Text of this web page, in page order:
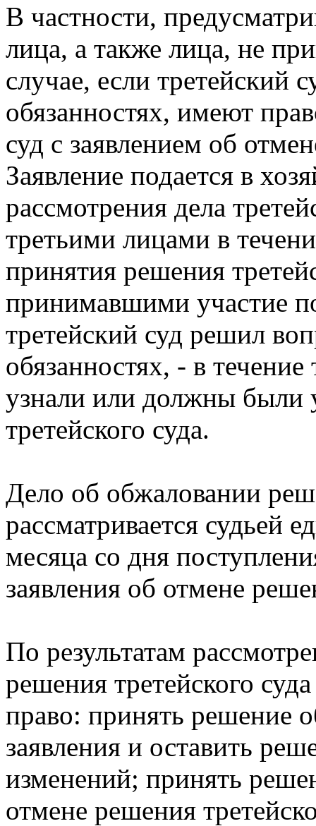
В частности,
лица, а также лица, не
случае, если третейский
обязанностях, имеют
суд с заявлением об
Заявление подается в
рассмотрения дела
третьими лицами в
принятия решения
принимавшими участие
третейский суд решил
обязанностях, - в
узнали или должны были
третейского суда.
Дело об обжаловании
рассматривается судьей
месяца со дня
заявления об отмене
По результатам
решения третейского
право: принять решение
заявления и оставить
изменений; принять
отмене решения